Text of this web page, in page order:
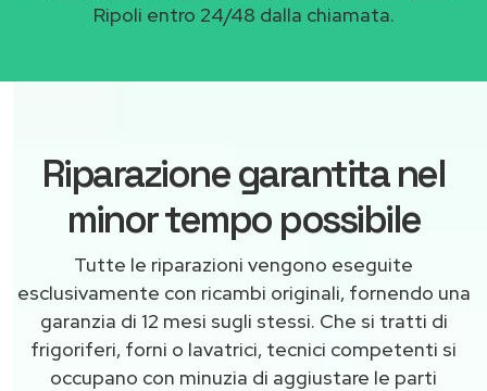
Ripoli entro 24/48 dalla chiamata.
Riparazione garantita nel
minor tempo possibile
Tutte le riparazioni vengono eseguite
esclusivamente con ricambi originali, fornendo una
garanzia di 12 mesi sugli stessi. Che si tratti di
frigoriferi, forni o lavatrici, tecnici competenti si
occupano con minuzia di aggiustare le parti